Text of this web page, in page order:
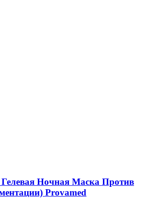
Ночная Маска Против
Provamed